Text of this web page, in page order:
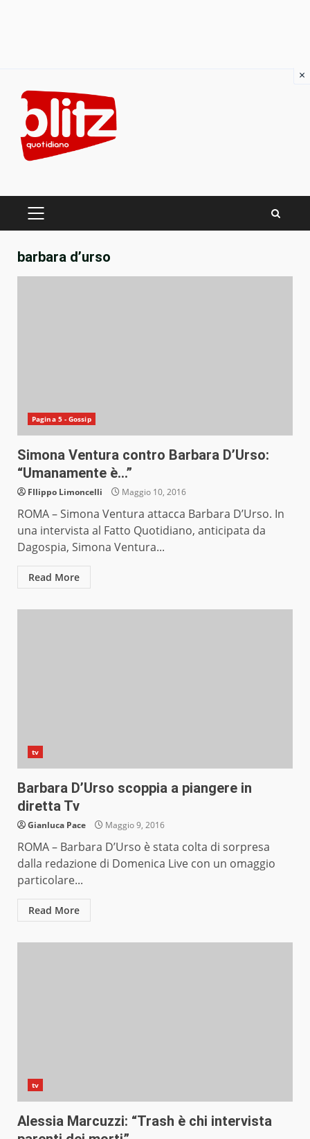
content
PRIMARY
barbara d’urso
Pagina 5 - Gossip
Simona Ventura contro Barbara D’Urso:
“Umanamente è…”
FIlippo Limoncelli Maggio 10, 2016
ROMA – Simona Ventura attacca Barbara D’Urso. In
una intervista al Fatto Quotidiano, anticipata da
Dagospia, Simona Ventura...
Read More
tv
Barbara D’Urso scoppia a piangere in
diretta Tv
Gianluca Pace Maggio 9, 2016
ROMA – Barbara D’Urso è stata colta di sorpresa
dalla redazione di Domenica Live con un omaggio
particolare...
Read More
tv
Alessia Marcuzzi: “Trash è chi intervista
×